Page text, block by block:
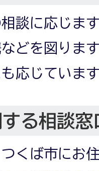
談に応じま
どを図りま
応じていま
る相談窓
くば市にお